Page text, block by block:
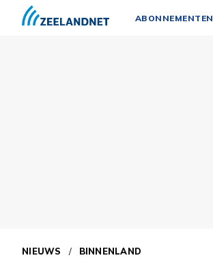
ABONNEMENTEN
NIEUWS / BINNENLAND